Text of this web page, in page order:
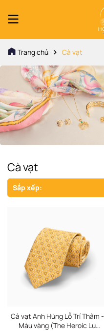
Trang chủ Cà vạt
Cà vạt
Sắp xếp:
Cà vạt Anh Hùng Lỗ Trí Thâm -
Màu vàng (The Heroic Lu